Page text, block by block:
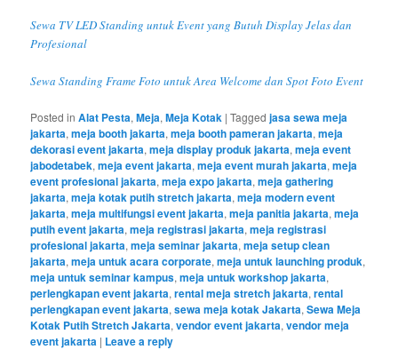
Sewa TV LED Standing untuk Event yang Butuh Display Jelas dan
Profesional
Sewa Standing Frame Foto untuk Area Welcome dan Spot Foto Event
Posted in Alat Pesta,Meja,Meja Kotak |Tagged jasa sewa meja
jakarta,meja booth jakarta,meja booth pameran jakarta,meja
dekorasi event jakarta,meja display produk jakarta,meja event
jabodetabek,meja event jakarta,meja event murah jakarta,meja
event profesional jakarta,meja expo jakarta,meja gathering
jakarta,meja kotak putih stretch jakarta,meja modern event
jakarta,meja multifungsi event jakarta,meja panitia jakarta,meja
putih event jakarta,meja registrasi jakarta,meja registrasi
profesional jakarta,meja seminar jakarta,meja setup clean
jakarta,meja untuk acara corporate,meja untuk launching produk,
meja untuk seminar kampus,meja untuk workshop jakarta,
perlengkapan event jakarta,rental meja stretch jakarta,rental
perlengkapan event jakarta,sewa meja kotak Jakarta,Sewa Meja
Kotak Putih Stretch Jakarta,vendor event jakarta,vendor meja
event jakarta | Leave a reply